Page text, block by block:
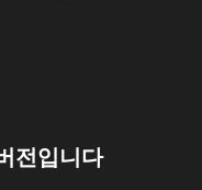
전입니다